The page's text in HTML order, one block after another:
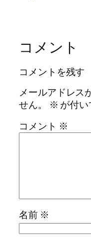
コメント
コメントを残す
メールアドレス
せん。
※ が付
コメント ※
名前 ※